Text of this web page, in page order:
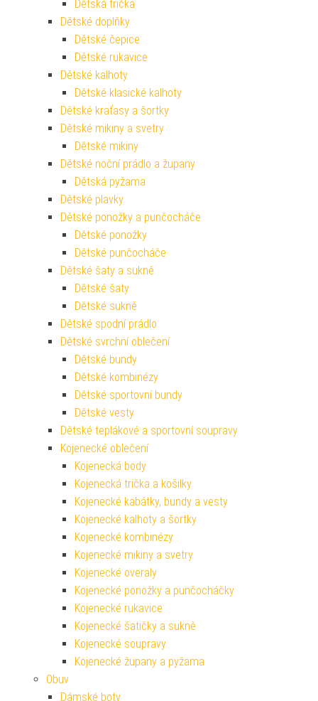
Dětská trička
Dětské doplňky
Dětské čepice
Dětské rukavice
Dětské kalhoty
Dětské klasické kalhoty
Dětské kraťasy a šortky
Dětské mikiny a svetry
Dětské mikiny
Dětské noční prádlo a župany
Dětská pyžama
Dětské plavky
Dětské ponožky a punčocháče
Dětské ponožky
Dětské punčocháče
Dětské šaty a sukně
Dětské šaty
Dětské sukně
Dětské spodní prádlo
Dětské svrchní oblečení
Dětské bundy
Dětské kombinézy
Dětské sportovní bundy
Dětské vesty
Dětské teplákové a sportovní soupravy
Kojenecké oblečení
Kojenecká body
Kojenecká trička a košilky
Kojenecké kabátky, bundy a vesty
Kojenecké kalhoty a šortky
Kojenecké kombinézy
Kojenecké mikiny a svetry
Kojenecké overaly
Kojenecké ponožky a punčocháčky
Kojenecké rukavice
Kojenecké šatičky a sukně
Kojenecké soupravy
Kojenecké župany a pyžama
Obuv
Dámské boty